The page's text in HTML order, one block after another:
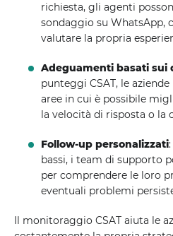
richiesta, gli agenti
sondaggio su WhatsApp,
valutare la propria
Adeguamenti basati sui
punteggi CSAT, le
aree in cui è possibile
la velocità di risposta o la
Follow-up personalizzati
bassi, i team di supporto
per comprendere le loro
eventuali problemi
Il monitoraggio CSAT aiuta le